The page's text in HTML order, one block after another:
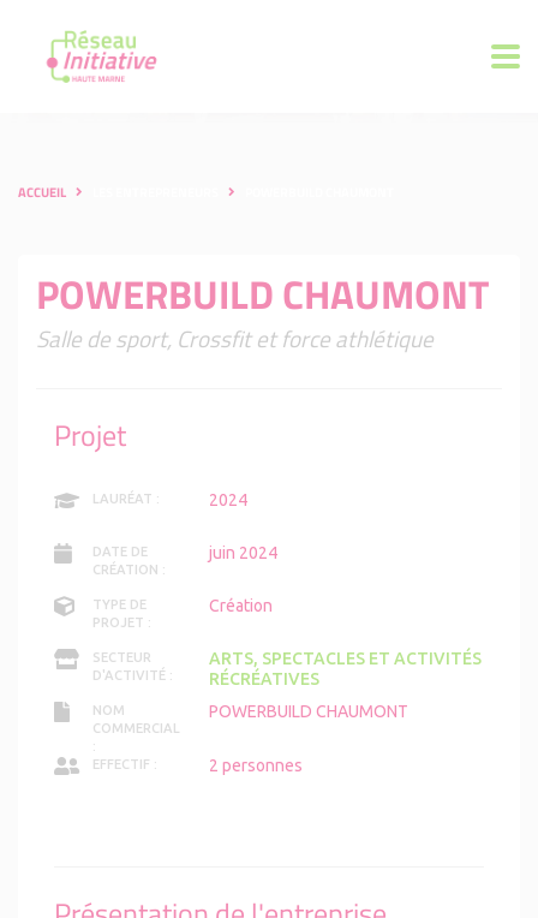
ACCUEIL
POWERBUILD CHAUMONT
Salle de sport, Crossfit et force athlétique
Projet
LAURÉAT : 2024
DATE DE
CRÉATION :
juin 2024
TYPE DE
PROJET :
Création
SECTEUR
D'ACTIVITÉ :
ARTS, SPECTACLES ET ACTIVITÉS
RÉCRÉATIVES
NOM
COMMERCIAL
:
POWERBUILD CHAUMONT
EFFECTIF : 2 personnes